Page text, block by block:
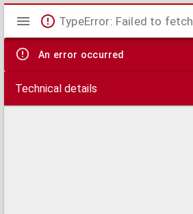
Mirador
viewer
TypeError: Failed to fetch
An error occurred
Technical details